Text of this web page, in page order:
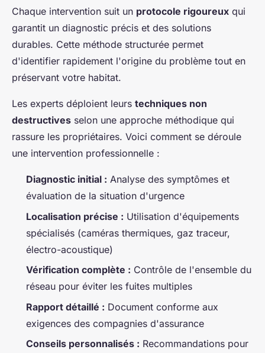
Chaque intervention suit un protocole rigoureux qui
garantit un diagnostic précis et des solutions
durables. Cette méthode structurée permet
d'identifier rapidement l'origine du problème tout en
préservant votre habitat.
Les experts déploient leurs techniques non
destructives selon une approche méthodique qui
rassure les propriétaires. Voici comment se déroule
une intervention professionnelle :
Diagnostic initial : Analyse des symptômes et
évaluation de la situation d'urgence
Localisation précise : Utilisation d'équipements
spécialisés (caméras thermiques, gaz traceur,
électro-acoustique)
Vérification complète : Contrôle de l'ensemble du
réseau pour éviter les fuites multiples
Rapport détaillé : Document conforme aux
exigences des compagnies d'assurance
Conseils personnalisés : Recommandations pour